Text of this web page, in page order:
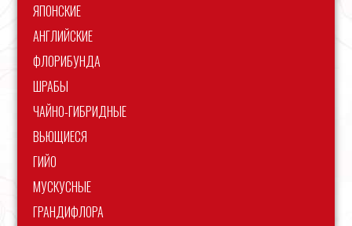
ЯПОНСКИЕ
АНГЛИЙСКИЕ
ФЛОРИБУНДА
ШРАБЫ
ЧАЙНО-ГИБРИДНЫЕ
ВЬЮЩИЕСЯ
ГИЙО
МУСКУСНЫЕ
ГРАНДИФЛОРА